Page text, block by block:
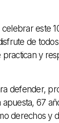
este
de
y
defender,
67
derechos y